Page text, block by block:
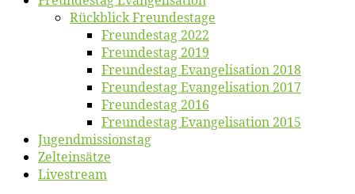
Rück­blick Freundestage
Freun­des­tag 2022
Freun­des­tag 2019
Freun­des­tag Evan­ge­li­sa­ti­on 2018
Freun­des­tag Evan­ge­li­sa­ti­on 2017
Freun­des­tag 2016
Freun­des­tag Evan­ge­li­sa­ti­on 2015
Jugend­mis­sions­tag
Zelt­ein­sät­ze
Live­stream